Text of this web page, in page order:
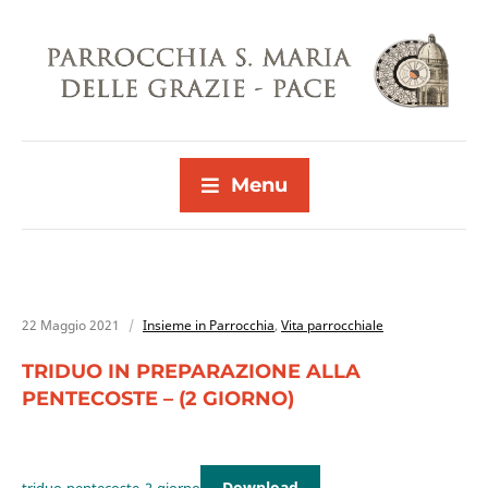
Menu
22 Maggio 2021 Insieme in Parrocchia, Vita parrocchiale
TRIDUO IN PREPARAZIONE ALLA
PENTECOSTE – (2 GIORNO)